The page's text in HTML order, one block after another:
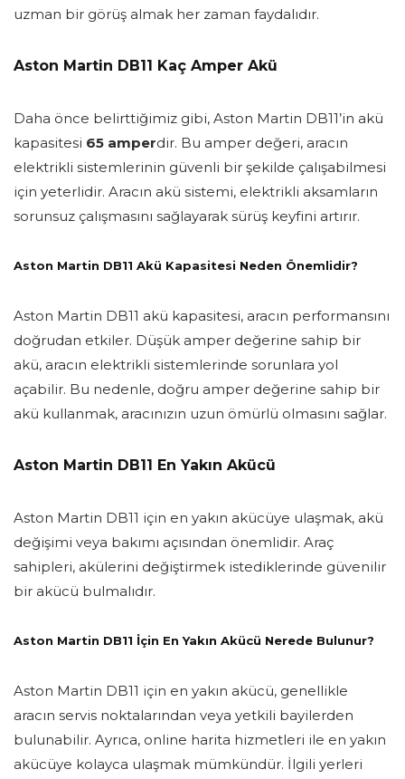
uzman bir görüş almak her zaman faydalıdır.
Aston Martin DB11 Kaç Amper Akü
Daha önce belirttiğimiz gibi, Aston Martin DB11’in akü
kapasitesi 65 amperdir. Bu amper değeri, aracın
elektrikli sistemlerinin güvenli bir şekilde çalışabilmesi
için yeterlidir. Aracın akü sistemi, elektrikli aksamların
sorunsuz çalışmasını sağlayarak sürüş keyfini artırır.
Aston Martin DB11 Akü Kapasitesi Neden Önemlidir?
Aston Martin DB11 akü kapasitesi, aracın performansını
doğrudan etkiler. Düşük amper değerine sahip bir
akü, aracın elektrikli sistemlerinde sorunlara yol
açabilir. Bu nedenle, doğru amper değerine sahip bir
akü kullanmak, aracınızın uzun ömürlü olmasını sağlar.
Aston Martin DB11 En Yakın Akücü
Aston Martin DB11 için en yakın akücüye ulaşmak, akü
değişimi veya bakımı açısından önemlidir. Araç
sahipleri, akülerini değiştirmek istediklerinde güvenilir
bir akücü bulmalıdır.
Aston Martin DB11 İçin En Yakın Akücü Nerede Bulunur?
Aston Martin DB11 için en yakın akücü, genellikle
aracın servis noktalarından veya yetkili bayilerden
bulunabilir. Ayrıca, online harita hizmetleri ile en yakın
akücüye kolayca ulaşmak mümkündür. İlgili yerleri